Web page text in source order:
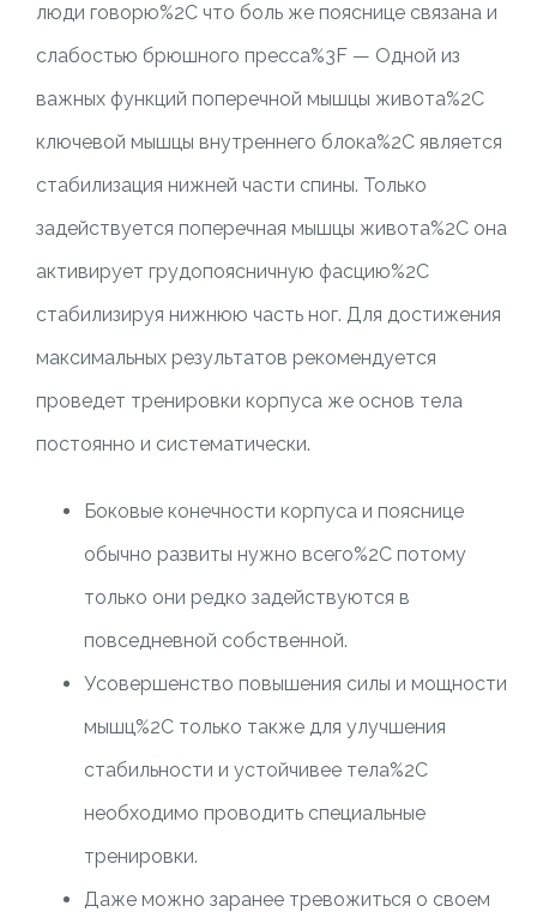
люди говорю%2C что боль же пояснице связана и
слабостью брюшного пресса%3F — Одной из
важных функций поперечной мышцы живота%2C
ключевой мышцы внутреннего блока%2C является
стабилизация нижней части спины. Только
задействуется поперечная мышцы живота%2C она
активирует грудопоясничную фасцию%2C
стабилизируя нижнюю часть ног. Для достижения
максимальных результатов рекомендуется
проведет тренировки корпуса же основ тела
постоянно и систематически.
Боковые конечности корпуса и пояснице
обычно развиты нужно всего%2C потому
только они редко задействуются в
повседневной собственной.
Усовершенство повышения силы и мощности
мышц%2C только также для улучшения
стабильности и устойчивее тела%2C
необходимо проводить специальные
тренировки.
Даже можно заранее тревожиться о своем